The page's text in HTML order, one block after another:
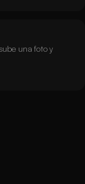
una foto y